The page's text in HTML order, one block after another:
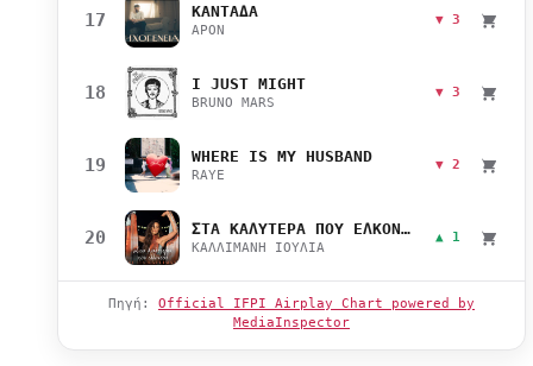
17 ΚΑΝΤΑΔΑ
APON
▼ 3
18 I JUST MIGHT
BRUNO MARS
▼ 3
19 WHERE IS MY HUSBAND
RAYE
▼ 2
20 ΣΤΑ ΚΑΛΥΤΕΡΑ ΠΟΥ ΕΛΚΟΝΤΑΙ
ΚΑΛΛΙΜΑΝΗ ΙΟΥΛΙΑ
▲ 1
Πηγή: Official IFPI Airplay Chart powered by
MediaInspector